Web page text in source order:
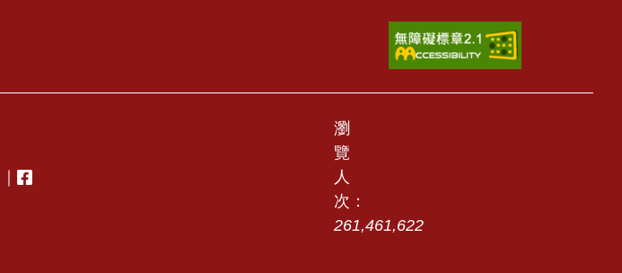
瀏
覽
人
次：
261,461,622